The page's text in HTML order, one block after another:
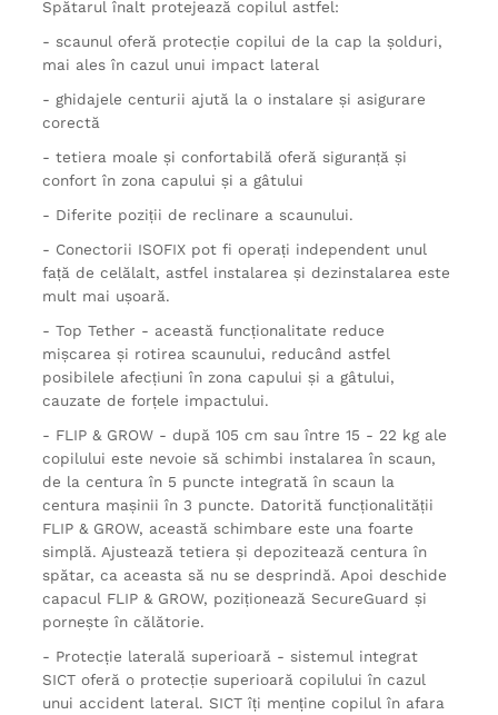
Spătarul înalt protejează copilul astfel:
- scaunul oferă protecție copilui de la cap la șolduri,
mai ales în cazul unui impact lateral
- ghidajele centurii ajută la o instalare și asigurare
corectă
- tetiera moale și confortabilă oferă siguranță și
confort în zona capului și a gâtului
- Diferite poziții de reclinare a scaunului.
- Conectorii ISOFIX pot fi operați independent unul
față de celălalt, astfel instalarea și dezinstalarea este
mult mai ușoară.
- Top Tether - această funcționalitate reduce
mișcarea și rotirea scaunului, reducând astfel
posibilele afecțiuni în zona capului și a gâtului,
cauzate de forțele impactului.
- FLIP & GROW - după 105 cm sau între 15 - 22 kg ale
copilului este nevoie să schimbi instalarea în scaun,
de la centura în 5 puncte integrată în scaun la
centura mașinii în 3 puncte. Datorită funcționalității
FLIP & GROW, această schimbare este una foarte
simplă. Ajustează tetiera și depozitează centura în
spătar, ca aceasta să nu se desprindă. Apoi deschide
capacul FLIP & GROW, poziționează SecureGuard și
pornește în călătorie.
- Protecție laterală superioară - sistemul integrat
SICT oferă o protecție superioară copilului în cazul
unui accident lateral. SICT îți menține copilul în afara